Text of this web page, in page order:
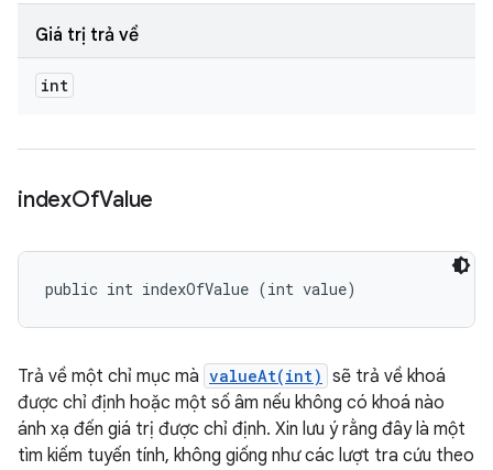
Giá trị trả về
int
indexOfValue
public int indexOfValue (int value)
Trả về một chỉ mục mà valueAt(int) sẽ trả về khoá
được chỉ định hoặc một số âm nếu không có khoá nào
ánh xạ đến giá trị được chỉ định. Xin lưu ý rằng đây là một
tìm kiếm tuyến tính, không giống như các lượt tra cứu theo